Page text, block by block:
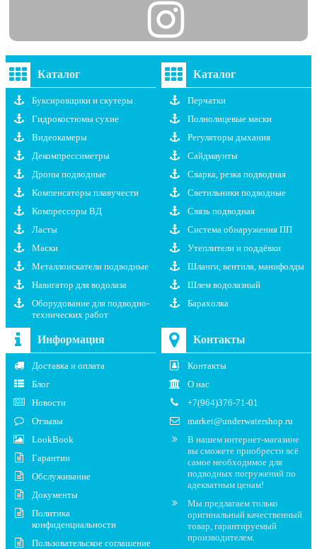
Каталог
Буксировщики и скутеры
Гидрокостюмы сухие
Видеокамеры
Декомпрессиметры
Дроны подводные
Компенсаторы плавучести
Компрессоры ВД
Ласты
Маски
Металлоискатели подводные
Навигатор для водолаза
Оборудование для подводно-
технических работ
Каталог
Перчатки
Полнолицевые маски
Регуляторы дыхания
Сайдмаунты
Сварка, резка подводная
Светильники подводные
Связь подводная
Система обнаружения ПП
Утеплители и поддёвки
Шланги, вентиля, манифолды
Шлем водолазный
Барахолка
Информация
Доставка и оплата
Блог
Новости
Отзывы
LookBook
Гарантии
Обслуживание
Документы
Политика
конфиденциальности
Пользовательское соглашение
Контакты
Контакты
О нас
+7(964)376-71-01
market@underwatershop.ru
В нашем интернет-магазине
вы сможете приобрести всё
самое необходимое для
подводных погружений по
адекватным ценам!
Мы предлагаем только
оригинальный качественный
товар, гарантируемый
производителем.